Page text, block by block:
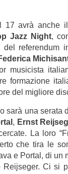
17 avrà anche
Jazz Night,
del referendum
musicista
formazione
del migliore
sarà una serata
, Ernst
La loro
che tira le
e Portal, di un
Reijseger. Ci si